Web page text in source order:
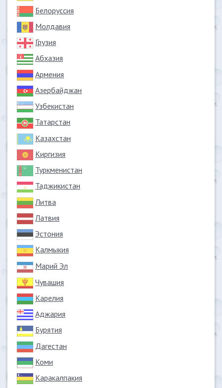
Белоруссия
Молдавия
Грузия
Абхазия
Армения
Азербайджан
Узбекистан
Татарстан
Казахстан
Киргизия
Туркменистан
Таджикистан
Литва
Латвия
Эстония
Калмыкия
Марий Эл
Чувашия
Карелия
Аджария
Бурятия
Дагестан
Коми
Каракалпакия